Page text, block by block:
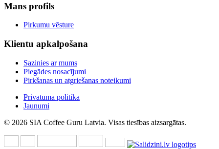
Mans profils
Pirkumu vēsture
Klientu apkalpošana
Sazinies ar mums
Piegādes nosacījumi
Pirkšanas un atgriešanas noteikumi
Privātuma politika
Jaunumi
© 2026 SIA Coffee Guru Latvia. Visas tiesības aizsargātas.